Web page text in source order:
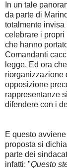
In un tale
da parte di
totalmente
celebrare i
che hanno
Comandanti
legge. Ed ora
riorganizzazione
opposizione
rappresentanze
difendere con i
E questo
proposta si
parte dei
infatti: "Questo